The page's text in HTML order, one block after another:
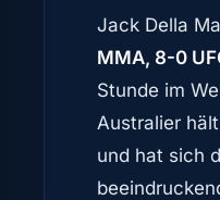
Jack Della
MMA, 8-0
Stunde im
Australier
und hat sich